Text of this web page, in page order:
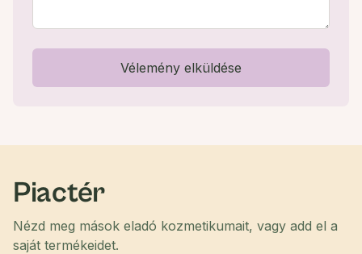
Vélemény elküldése
Piactér
Nézd meg mások eladó kozmetikumait, vagy add el a
saját termékeidet.